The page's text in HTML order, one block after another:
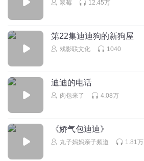
浆莓 12.45万
第22集迪迪狗的新狗屋
戏影联文化 1040
迪迪的电话
肉包来了 4.08万
《娇气包迪迪》
丸子妈妈亲子频道 1.81万